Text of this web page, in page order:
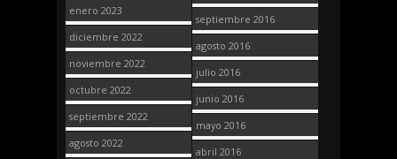
enero 2023
diciembre 2022
noviembre 2022
octubre 2022
septiembre 2022
agosto 2022
septiembre 2016
agosto 2016
julio 2016
junio 2016
mayo 2016
abril 2016